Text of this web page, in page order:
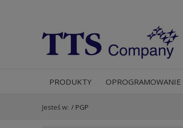
PRODUKTY OPROGRAMOWANIE
Jesteś w: / PGP